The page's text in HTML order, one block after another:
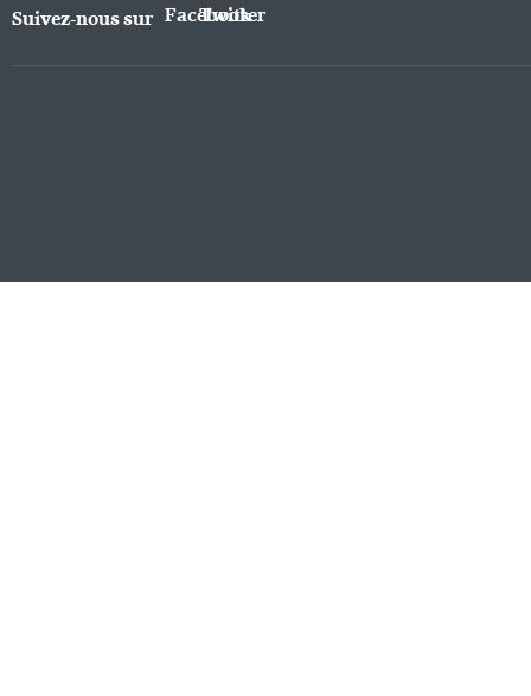
Suivez-nous sur Facebook
Twitter